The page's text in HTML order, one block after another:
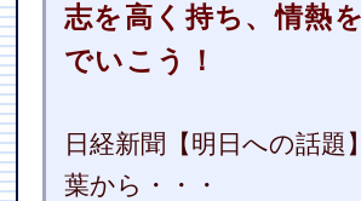
志を高く持ち、情熱
でいこう！
日経新聞【明日への話
葉から・・・